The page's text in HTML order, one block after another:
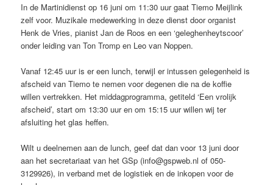
In de Martinidienst op 16 juni om 11:30 uur gaat Tiemo Meijlink
zelf voor. Muzikale medewerking in deze dienst door organist
Henk de Vries, pianist Jan de Roos en een ‘geleghenheytscoor’
onder leiding van Ton Tromp en Leo van Noppen.
Vanaf 12:45 uur is er een lunch, terwijl er intussen gelegenheid is
afscheid van Tiemo te nemen voor degenen die na de koffie
willen vertrekken. Het middagprogramma, getiteld ‘Een vrolijk
afscheid’, start om 13:30 uur en om 15:15 uur willen wij ter
afsluiting het glas heffen.
Wilt u deelnemen aan de lunch, geef dat dan voor 13 juni door
aan het secretariaat van het GSp (info@gspweb.nl of 050-
3129926), in verband met de logistiek en de inkopen voor de